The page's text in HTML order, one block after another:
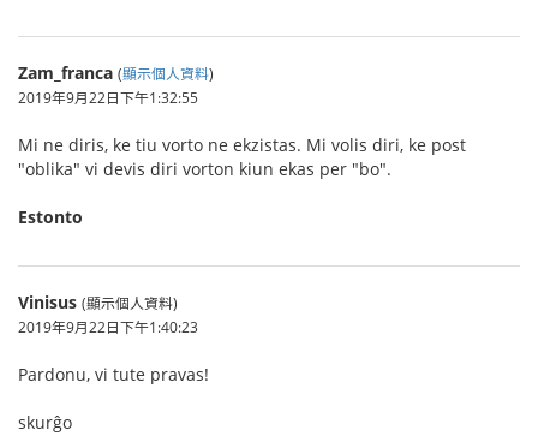
Zam_franca (顯示個人資料)
2019年9月22日下午1:32:55
Mi ne diris, ke tiu vorto ne ekzistas. Mi volis diri, ke post
"oblika" vi devis diri vorton kiun ekas per "bo".
Estonto
Vinisus (顯示個人資料)
2019年9月22日下午1:40:23
Pardonu, vi tute pravas!
skurĝo